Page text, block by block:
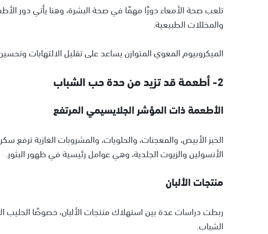
تلعب صحة الأمعاء دورًا مهمًا في صحة البشرة، وهنا يأتي دور
والمخللات الطبيعية.
الميكروبيوم المعوي المتوازن يساعد على تقليل الالتهابات
2- أطعمة قد تزيد من حدة حب الشباب
الأطعمة ذات المؤشر الجلايسيمي المرتفع
الخبز الأبيض، والمعجنات، والحلويات، والمشروبات الغازية ترفع
الأنسولين والزيوت الجلدية، وهي عوامل رئيسية في ظهور البثور.
منتجات الألبان
ربطت دراسات عدة بين استهلاك منتجات الألبان، خصوصًا الحليب
الشباب.